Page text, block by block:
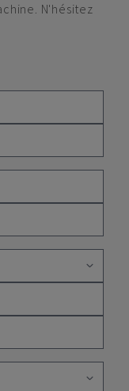
N'hésitez